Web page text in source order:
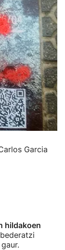
Garcia
hildakoen